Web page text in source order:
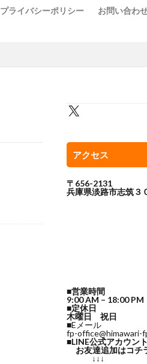
プライバシーポリシー
お問い合わ
アクセス
〒656-2131
兵庫県淡路市志筑３
■営業時間
9:00 AM – 18:00 PM
■定休日
木曜日 祝日
■Eメール
fp-office@himawari-
■LINE公式アカウント
お友達追加はコチ
↓↓↓